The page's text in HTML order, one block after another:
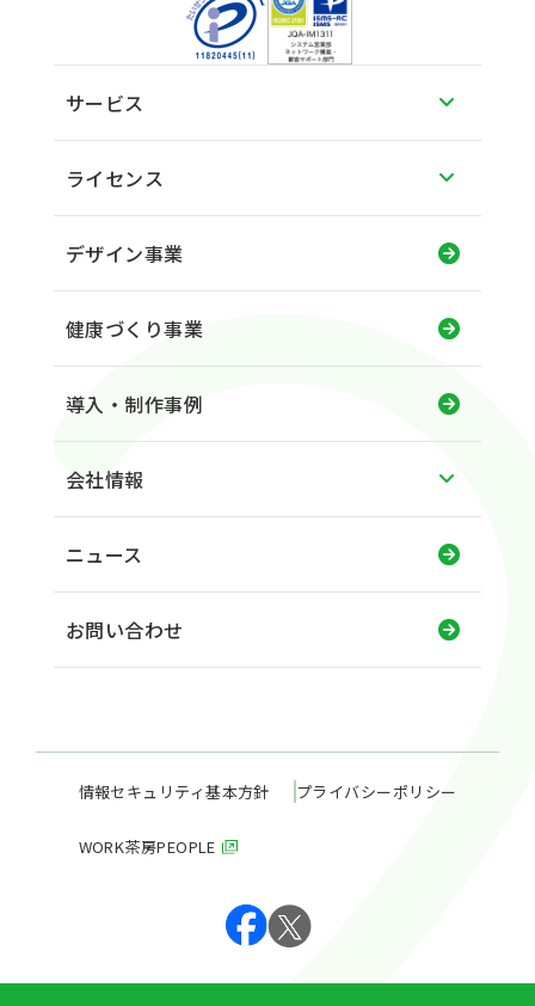
サービス
ライセンス
デザイン事業
健康づくり事業
導入・制作事例
会社情報
ニュース
お問い合わせ
情報セキュリティ基本方針 プライバシーポリシー
WORK茶房PEOPLE